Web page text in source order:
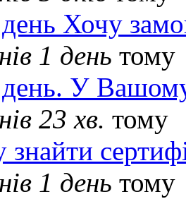
Хочу
1 день тому
У Вашому
23 хв. тому
1 день тому